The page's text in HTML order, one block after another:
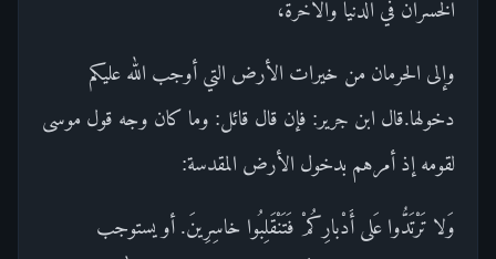
الخسران في الدنيا والآخرة،
وإلى الحرمان من خيرات الأرض التي أوجب الله عليكم
دخولها.قال ابن جرير: فإن قال قائل: وما كان وجه قول موسى
لقومه إذ أمرهم بدخول الأرض المقدسة:
وَلا تَرْتَدُّوا عَلى أَدْبارِكُمْ فَتَنْقَلِبُوا خاسِرِينَ. أو يستوجب